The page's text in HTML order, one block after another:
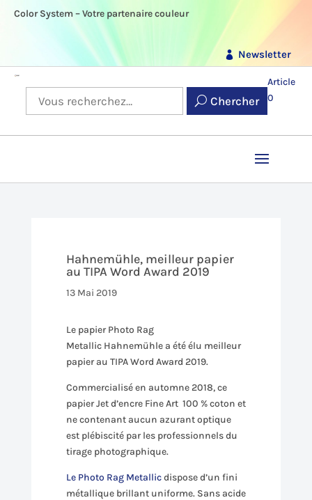
Color System – Votre partenaire couleur
Newsletter
Chercher
Article
0
Hahnemühle, meilleur papier
au TIPA Word Award 2019
13 Mai 2019
Le papier Photo Rag
Metallic Hahnemühle a été élu meilleur
papier au TIPA Word Award 2019.
Commercialisé en automne 2018, ce
papier Jet d’encre Fine Art 100 % coton et
ne contenant aucun azurant optique
est plébiscité par les professionnels du
tirage photographique.
Le Photo Rag Metallicdispose d’un fini
métallique brillant uniforme. Sans acide